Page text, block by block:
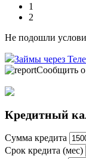
1
2
Не подошли
Займы через
Сообщить о
Кредитный
Сумма кредита
Срок кредита (мес)